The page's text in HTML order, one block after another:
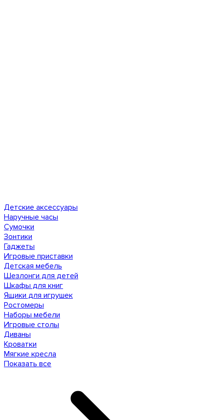
Детские аксессуары
Наручные часы
Сумочки
Зонтики
Гаджеты
Игровые приставки
Детская мебель
Шезлонги для детей
Шкафы для книг
Ящики для игрушек
Ростомеры
Наборы мебели
Игровые столы
Диваны
Кроватки
Мягкие кресла
Показать все